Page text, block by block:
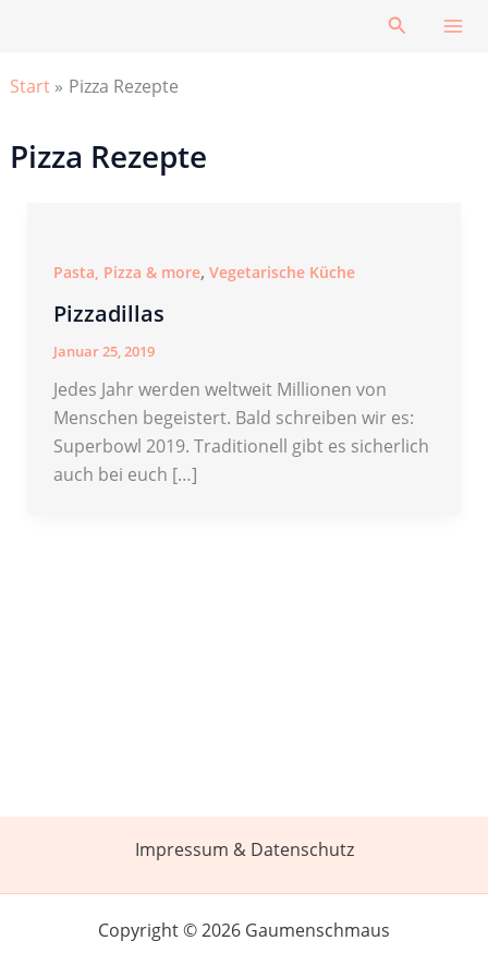
Suchen
Start Pizza Rezepte
Pizza Rezepte
Pasta, Pizza & more, Vegetarische Küche
Pizzadillas
Januar 25, 2019
Jedes Jahr werden weltweit Millionen von
Menschen begeistert. Bald schreiben wir es:
Superbowl 2019. Traditionell gibt es sicherlich
auch bei euch […]
Impressum & Datenschutz
Copyright © 2026 Gaumenschmaus